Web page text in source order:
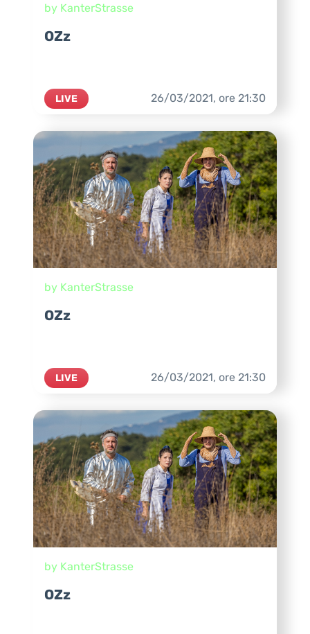
by KanterStrasse
OZz
LIVE 26/03/2021, ore 21:30
by KanterStrasse
OZz
LIVE 26/03/2021, ore 21:30
by KanterStrasse
OZz